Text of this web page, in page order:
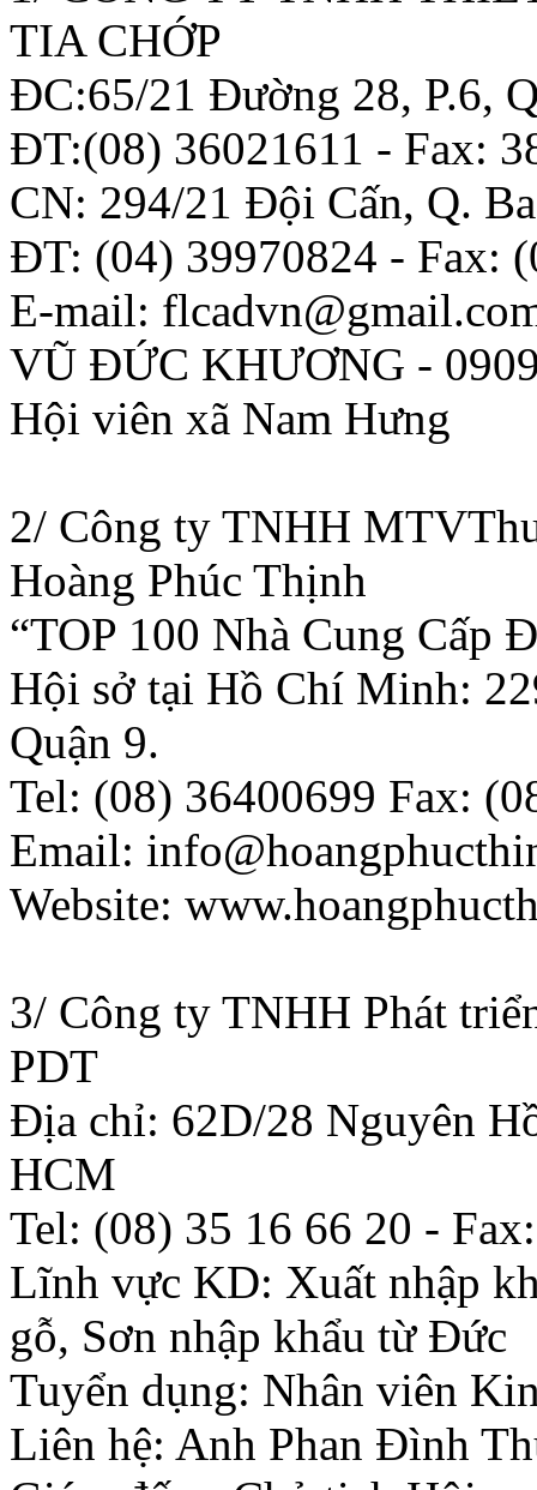
TIA CHỚP
ĐC:65/21 Đường 28, P.6,
ĐT:(08) 36021611 - Fax:
CN: 294/21 Đội Cấn, Q.
ĐT: (04) 39970824 - Fax:
E-mail:
VŨ ĐỨC KHƯƠNG -
Hội viên xã Nam Hưng
2/ Công ty TNHH
Hoàng Phúc Thịnh
“TOP 100 Nhà Cung Cấp
Hội sở tại Hồ Chí Minh:
Quận 9.
Tel: (08) 36400699 Fax:
Email:
Website:
3/ Công ty TNHH Phát
PDT
Địa chỉ: 62D/28 Nguyên
HCM
Tel: (08) 35 16 66 20 -
Lĩnh vực KD: Xuất nhập
gỗ, Sơn nhập khẩu từ Đức
Tuyển dụng: Nhân viên
Liên hệ: Anh Phan Đình